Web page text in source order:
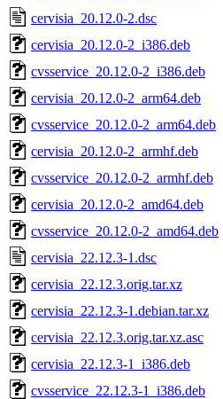
cervisia_20.12.0-2.dsc
cervisia_20.12.0-2_i386.deb
cvsservice_20.12.0-2_i386.deb
cervisia_20.12.0-2_arm64.deb
cvsservice_20.12.0-2_arm64.deb
cervisia_20.12.0-2_armhf.deb
cvsservice_20.12.0-2_armhf.deb
cervisia_20.12.0-2_amd64.deb
cvsservice_20.12.0-2_amd64.deb
cervisia_22.12.3-1.dsc
cervisia_22.12.3.orig.tar.xz
cervisia_22.12.3-1.debian.tar.xz
cervisia_22.12.3.orig.tar.xz.asc
cervisia_22.12.3-1_i386.deb
cvsservice_22.12.3-1_i386.deb